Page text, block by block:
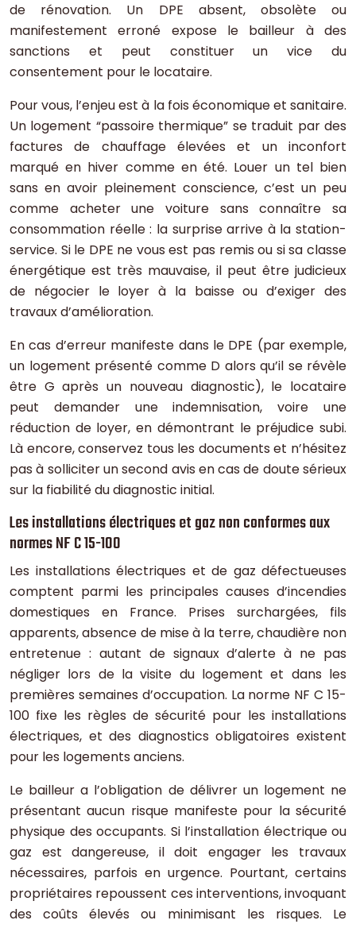
de rénovation. Un DPE absent, obsolète ou
manifestement erroné expose le bailleur à des
sanctions et peut constituer un vice du
consentement pour le locataire.
Pour vous, l’enjeu est à la fois économique et sanitaire.
Un logement “passoire thermique” se traduit par des
factures de chauffage élevées et un inconfort
marqué en hiver comme en été. Louer un tel bien
sans en avoir pleinement conscience, c’est un peu
comme acheter une voiture sans connaître sa
consommation réelle : la surprise arrive à la station-
service. Si le DPE ne vous est pas remis ou si sa classe
énergétique est très mauvaise, il peut être judicieux
de négocier le loyer à la baisse ou d’exiger des
travaux d’amélioration.
En cas d’erreur manifeste dans le DPE (par exemple,
un logement présenté comme D alors qu’il se révèle
être G après un nouveau diagnostic), le locataire
peut demander une indemnisation, voire une
réduction de loyer, en démontrant le préjudice subi.
Là encore, conservez tous les documents et n’hésitez
pas à solliciter un second avis en cas de doute sérieux
sur la fiabilité du diagnostic initial.
Les installations électriques et gaz non conformes aux
normes NF C 15-100
Les installations électriques et de gaz défectueuses
comptent parmi les principales causes d’incendies
domestiques en France. Prises surchargées, fils
apparents, absence de mise à la terre, chaudière non
entretenue : autant de signaux d’alerte à ne pas
négliger lors de la visite du logement et dans les
premières semaines d’occupation. La norme NF C 15-
100 fixe les règles de sécurité pour les installations
électriques, et des diagnostics obligatoires existent
pour les logements anciens.
Le bailleur a l’obligation de délivrer un logement ne
présentant aucun risque manifeste pour la sécurité
physique des occupants. Si l’installation électrique ou
gaz est dangereuse, il doit engager les travaux
nécessaires, parfois en urgence. Pourtant, certains
propriétaires repoussent ces interventions, invoquant
des coûts élevés ou minimisant les risques. Le